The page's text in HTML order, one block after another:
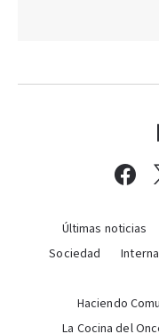
Últimas noticias
Sociedad
Haciendo
La Cocina del